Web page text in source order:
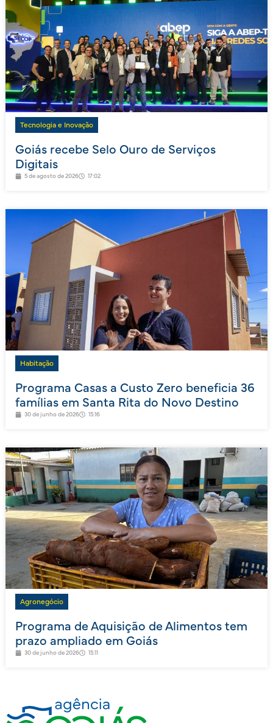
Tecnologia e Inovação
Goiás recebe Selo Ouro de Serviços
Digitais
5 de agosto de 2026 17:02
Habitação
Programa Casas a Custo Zero beneficia 36
famílias em Santa Rita do Novo Destino
30 de junho de 2026 15:16
Agronegócio
Programa de Aquisição de Alimentos tem
prazo ampliado em Goiás
30 de junho de 2026 15:11